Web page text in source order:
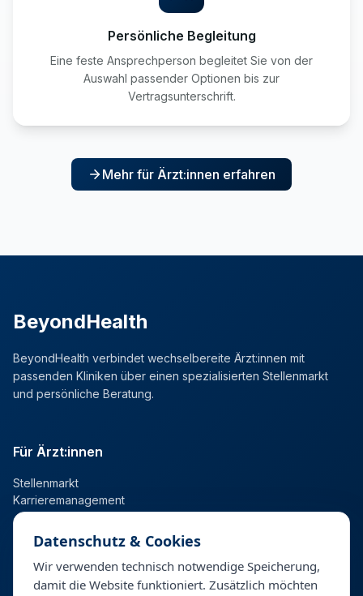
Persönliche Begleitung
Eine feste Ansprechperson begleitet Sie von der
Auswahl passender Optionen bis zur
Vertragsunterschrift.
Mehr für Ärzt:innen erfahren
BeyondHealth
BeyondHealth verbindet wechselbereite Ärzt:innen mit
passenden Kliniken über einen spezialisierten Stellenmarkt
und persönliche Beratung.
Für Ärzt:innen
Stellenmarkt
Karrieremanagement
Talentpool
Datenschutz & Cookies
Wir verwenden technisch notwendige Speicherung,
damit die Website funktioniert. Zusätzlich möchten